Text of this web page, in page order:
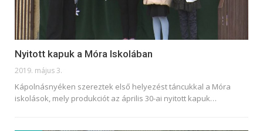
Nyitott kapuk a Móra Iskolában
2019. május 3.
Kápolnásnyéken szereztek első helyezést táncukkal a Móra
iskolások, mely produkciót az április 30-ai nyitott kapuk…